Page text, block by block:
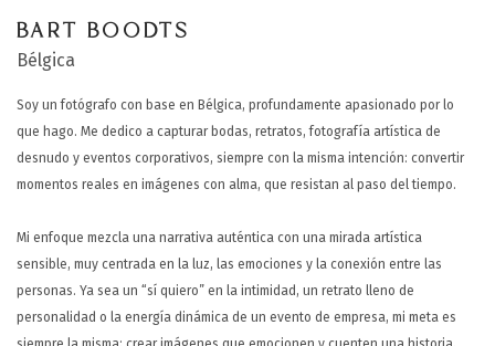
BART BOODTS
Bélgica
Soy un fotógrafo con base en Bélgica, profundamente apasionado por lo
que hago. Me dedico a capturar bodas, retratos, fotografía artística de
desnudo y eventos corporativos, siempre con la misma intención: convertir
momentos reales en imágenes con alma, que resistan al paso del tiempo.
Mi enfoque mezcla una narrativa auténtica con una mirada artística
sensible, muy centrada en la luz, las emociones y la conexión entre las
personas. Ya sea un “sí quiero” en la intimidad, un retrato lleno de
personalidad o la energía dinámica de un evento de empresa, mi meta es